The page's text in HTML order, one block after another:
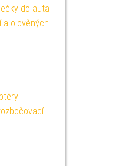
do auta
a olověných